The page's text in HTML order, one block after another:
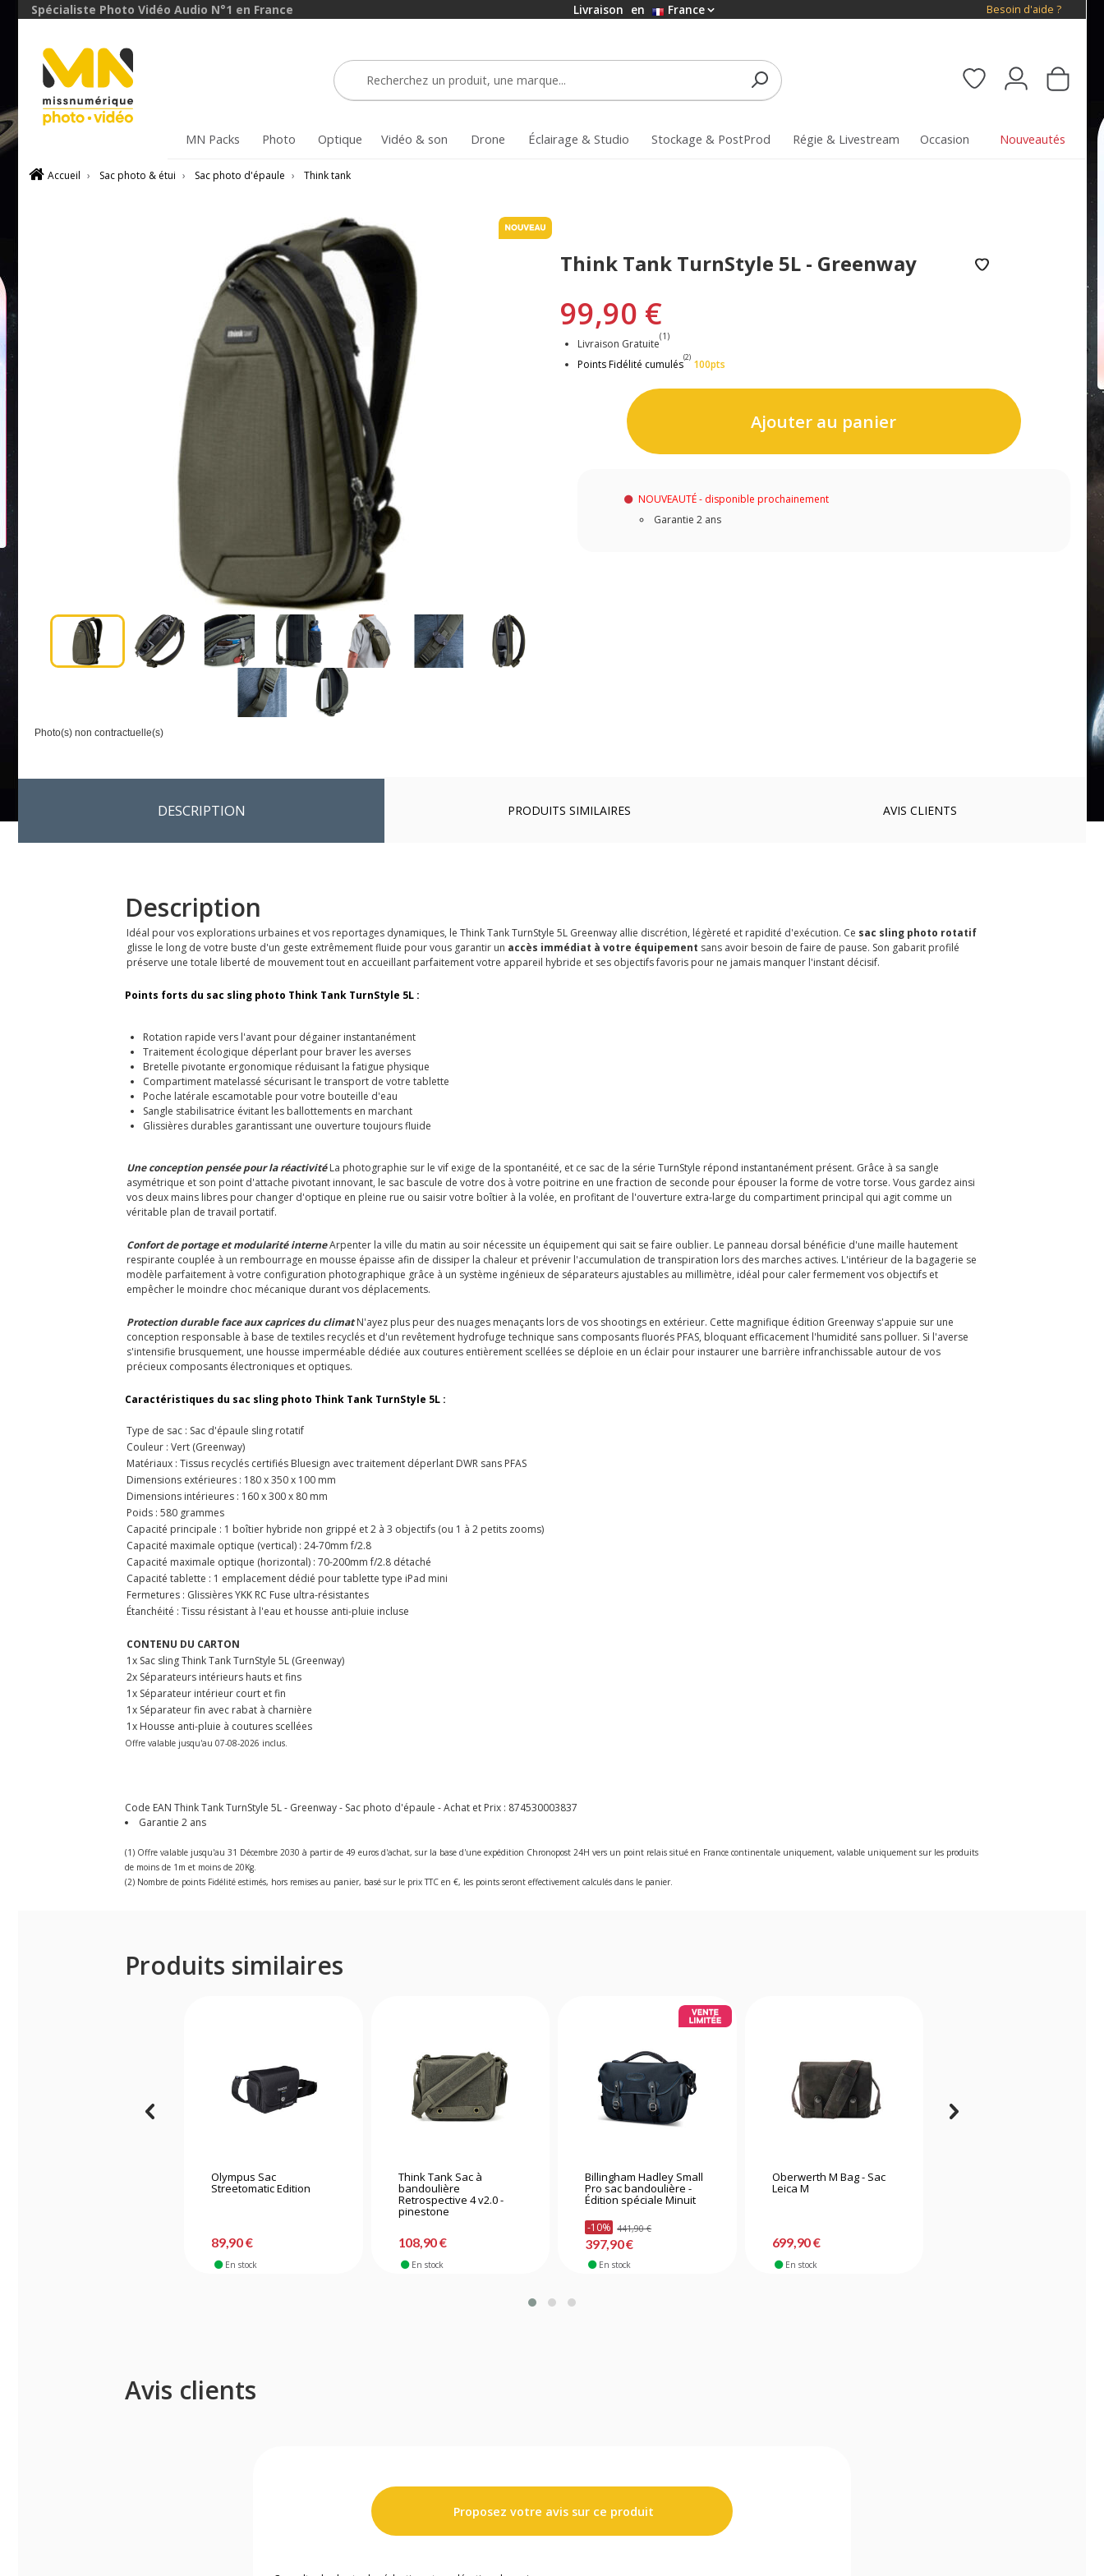
Spécialiste Photo Vidéo Audio N°1 en France Livraison en France Besoin d'aide ?
MN Packs Photo Optique Vidéo & son Drone Éclairage & Studio Stockage & PostProd Régie & Livestream Occasion Nouveautés
Accueil › Sac photo & étui › Sac photo d'épaule › Think tank
Photo(s) non contractuelle(s)
Think Tank TurnStyle 5L - Greenway
99,90 €
Livraison Gratuite
(1)
Points Fidélité cumulés
(2)
100pts
Ajouter au panier
NOUVEAUTÉ - disponible prochainement
Garantie 2 ans
DESCRIPTION PRODUITS SIMILAIRES AVIS CLIENTS
Description
Idéal pour vos explorations urbaines et vos reportages dynamiques, le Think Tank TurnStyle 5L Greenway allie discrétion, légèreté et rapidité d'exécution. Ce sac sling photo rotatif
glisse le long de votre buste d'un geste extrêmement fluide pour vous garantir un accès immédiat à votre équipement sans avoir besoin de faire de pause. Son gabarit profilé
préserve une totale liberté de mouvement tout en accueillant parfaitement votre appareil hybride et ses objectifs favoris pour ne jamais manquer l'instant décisif.
Points forts du sac sling photo Think Tank TurnStyle 5L :
Rotation rapide vers l'avant pour dégainer instantanément
Traitement écologique déperlant pour braver les averses
Bretelle pivotante ergonomique réduisant la fatigue physique
Compartiment matelassé sécurisant le transport de votre tablette
Poche latérale escamotable pour votre bouteille d'eau
Sangle stabilisatrice évitant les ballottements en marchant
Glissières durables garantissant une ouverture toujours fluide
Une conception pensée pour la réactivitéLa photographie sur le vif exige de la spontanéité, et ce sac de la série TurnStyle répond instantanément présent. Grâce à sa sangle
asymétrique et son point d'attache pivotant innovant, le sac bascule de votre dos à votre poitrine en une fraction de seconde pour épouser la forme de votre torse. Vous gardez ainsi
vos deux mains libres pour changer d'optique en pleine rue ou saisir votre boîtier à la volée, en profitant de l'ouverture extra-large du compartiment principal qui agit comme un
véritable plan de travail portatif.
Confort de portage et modularité interneArpenter la ville du matin au soir nécessite un équipement qui sait se faire oublier. Le panneau dorsal bénéficie d'une maille hautement
respirante couplée à un rembourrage en mousse épaisse afin de dissiper la chaleur et prévenir l'accumulation de transpiration lors des marches actives. L'intérieur de la bagagerie se
modèle parfaitement à votre configuration photographique grâce à un système ingénieux de séparateurs ajustables au millimètre, idéal pour caler fermement vos objectifs et
empêcher le moindre choc mécanique durant vos déplacements.
Protection durable face aux caprices du climatN'ayez plus peur des nuages menaçants lors de vos shootings en extérieur. Cette magnifique édition Greenway s'appuie sur une
conception responsable à base de textiles recyclés et d'un revêtement hydrofuge technique sans composants fluorés PFAS, bloquant efficacement l'humidité sans polluer. Si l'averse
s'intensifie brusquement, une housse imperméable dédiée aux coutures entièrement scellées se déploie en un éclair pour instaurer une barrière infranchissable autour de vos
précieux composants électroniques et optiques.
Caractéristiques du sac sling photo Think Tank TurnStyle 5L :
Type de sac : Sac d'épaule sling rotatif
Couleur : Vert (Greenway)
Matériaux : Tissus recyclés certifiés Bluesign avec traitement déperlant DWR sans PFAS
Dimensions extérieures : 180 x 350 x 100 mm
Dimensions intérieures : 160 x 300 x 80 mm
Poids : 580 grammes
Capacité principale : 1 boîtier hybride non grippé et 2 à 3 objectifs (ou 1 à 2 petits zooms)
Capacité maximale optique (vertical) : 24-70mm f/2.8
Capacité maximale optique (horizontal) : 70-200mm f/2.8 détaché
Capacité tablette : 1 emplacement dédié pour tablette type iPad mini
Fermetures : Glissières YKK RC Fuse ultra-résistantes
Étanchéité : Tissu résistant à l'eau et housse anti-pluie incluse
CONTENU DU CARTON
1x Sac sling Think Tank TurnStyle 5L (Greenway)
2x Séparateurs intérieurs hauts et fins
1x Séparateur intérieur court et fin
1x Séparateur fin avec rabat à charnière
1x Housse anti-pluie à coutures scellées
Offre valable jusqu'au 07-08-2026 inclus.
Code EAN Think Tank TurnStyle 5L - Greenway - Sac photo d'épaule - Achat et Prix : 874530003837
Garantie 2 ans
(1) Offre valable jusqu'au 31 Décembre 2030 à partir de 49 euros d'achat, sur la base d'une expédition Chronopost 24H vers un point relais situé en France continentale uniquement, valable uniquement sur les produits
de moins de 1m et moins de 20Kg.
(2) Nombre de points Fidélité estimés, hors remises au panier, basé sur le prix TTC en €, les points seront effectivement calculés dans le panier.
Produits similaires
Olympus Sac
Streetomatic Edition
89,90 €
En stock
Think Tank Sac à
bandoulière
Retrospective 4 v2.0 -
pinestone
108,90 €
En stock
Billingham Hadley Small
Pro sac bandoulière -
Édition spéciale Minuit
-10% 441,90 €
397,90 €
En stock
Oberwerth M Bag - Sac
Leica M
699,90 €
En stock
Avis clients
Proposez votre avis sur ce produit